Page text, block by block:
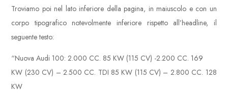
Troviamo poi nel lato inferiore della pagina, in maiuscolo e con un
corpo tipografico notevolmente inferiore rispetto all’headline, il
seguente testo:
“Nuova Audi 100: 2.000 CC. 85 KW (115 CV) -2.200 CC. 169
KW (230 CV) – 2.500 CC. TDI 85 KW (115 CV) – 2.800 CC. 128
KW